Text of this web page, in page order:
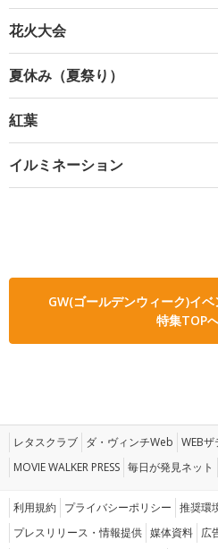
花火大会
夏休み（夏祭り）
紅葉
イルミネーション
GW(ゴールデンウィーク)イ
特集TOP
レタスクラブ ダ・ヴィンチWeb WEB
MOVIE WALKER PRESS 毎日が発見ネット
利用規約 プライバシーポリシー 推奨環
プレスリリース・情報提供 媒体資料 広